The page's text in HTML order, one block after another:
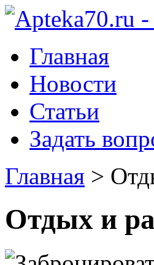
Главная
Новости
Статьи
Задать
Главная >
Отдых и